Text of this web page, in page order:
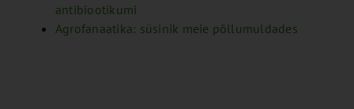
antibiootikumi
Agrofanaatika: süsinik meie põllumuldades